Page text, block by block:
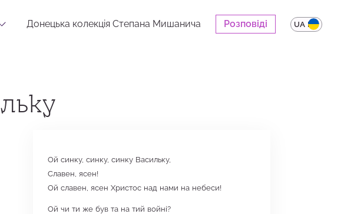
UA EN
Донецька колекція Степана Мишанича Розповіді
Ой синку, синку, синку Васильку,
Славен, ясен!
Ой славен, ясен Христос над нами на небеси!
Ой чи ти же був та на тий войні?